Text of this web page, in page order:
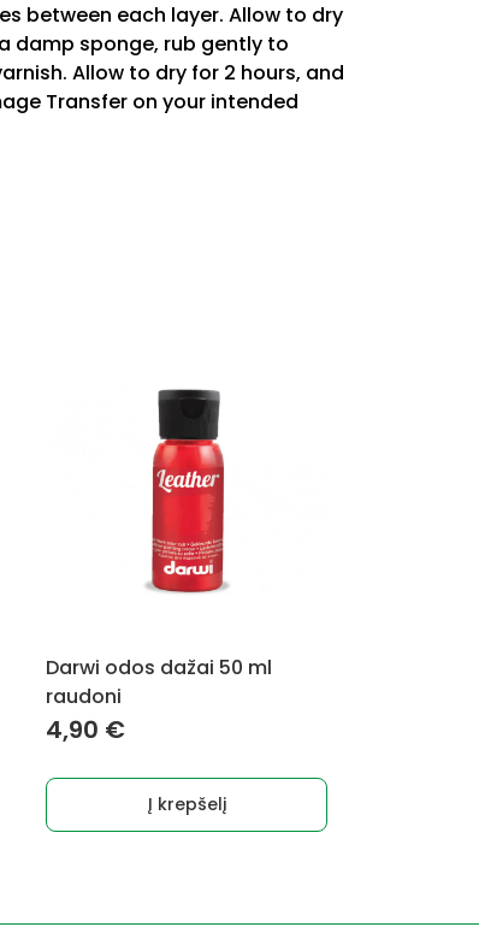
between each layer. Allow to dry
damp sponge, rub gently to
Allow to dry for 2 hours, and
Transfer on your intended
Darwi odos dažai 50 ml
raudoni
4,90 €
Į krepšelį